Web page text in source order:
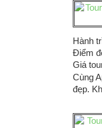
Hành
Điểm
Giá
Cùng
đẹp.